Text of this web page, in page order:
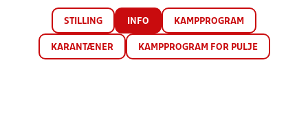
STILLING INFO KAMPPROGRAM
KARANTÆNER KAMPPROGRAM FOR PULJE